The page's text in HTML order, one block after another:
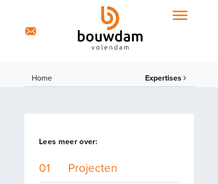
Expertises
Home Expertises
Lees meer over:
01
Projecten